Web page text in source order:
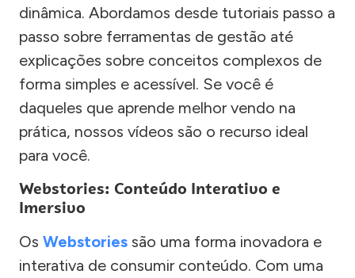
dinâmica. Abordamos desde tutoriais passo a
passo sobre ferramentas de gestão até
explicações sobre conceitos complexos de
forma simples e acessível. Se você é
daqueles que aprende melhor vendo na
prática, nossos vídeos são o recurso ideal
para você.
Webstories: Conteúdo Interativo e
Imersivo
Os Webstories são uma forma inovadora e
interativa de consumir conteúdo. Com uma